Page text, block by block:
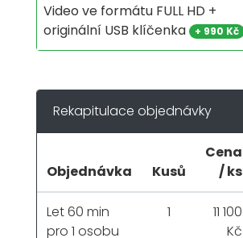
Video ve formátu FULL HD +
originální USB klíčenka
+ 990 Kč
Rekapitulace objednávky
Objednávka Kusů
Cena
/ ks
Let 60 min
pro 1 osobu
1
11 100
Kč